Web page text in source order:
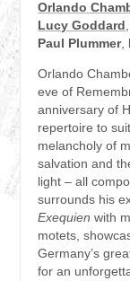
Orlando
Lucy Goddard
Paul Plummer,
Orlando
eve of
anniversary of
repertoire to
melancholy of
salvation and
light – all
surrounds his
Exequien with
motets,
Germany’s
for an